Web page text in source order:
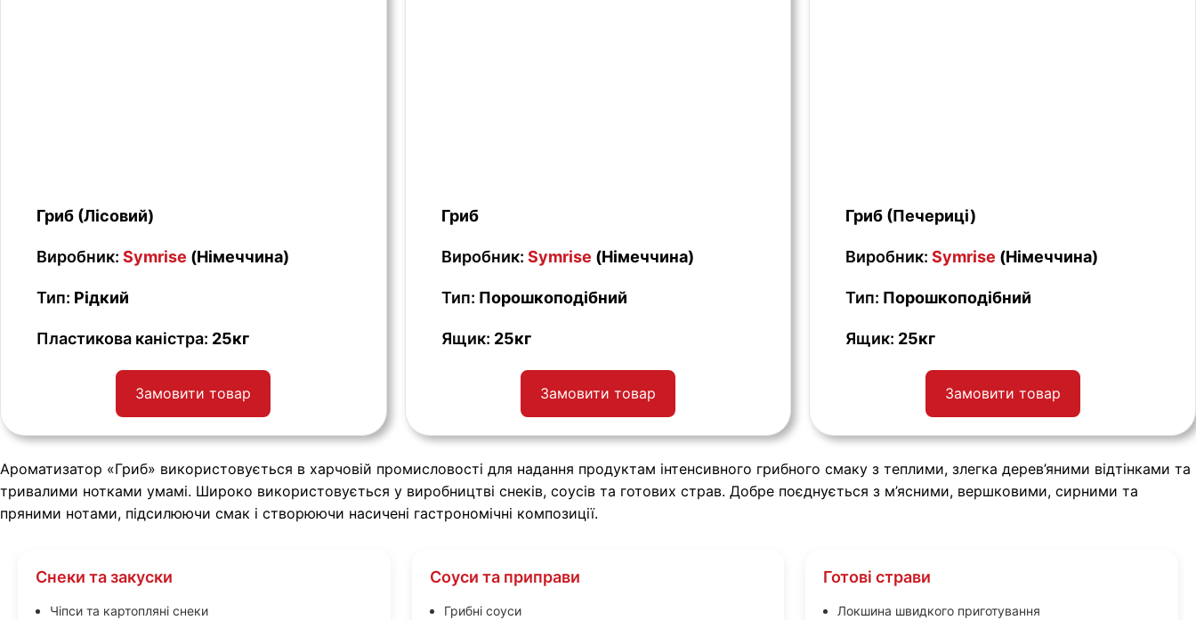
Гриб (Лісовий)
Виробник: Symrise (Німеччина)
Тип: Рідкий
Пластикова каністра: 25кг
Замовити товар
Гриб
Виробник: Symrise (Німеччина)
Тип: Порошкоподібний
Ящик: 25кг
Замовити товар
Гриб (Печериці)
Виробник:Symrise (Німеччина)
Тип: Порошкоподібний
Ящик: 25кг
Замовити товар
Ароматизатор «Гриб» використовується в харчовій промисловості для надання продуктам інтенсивного грибного смаку з теплими, злегка дерев’яними відтінками та
тривалими нотками умамі. Широко використовується у виробництві снеків, соусів та готових страв. Добре поєднується з м’ясними, вершковими, сирними та
пряними нотами, підсилюючи смак і створюючи насичені гастрономічні композиції.
Снеки та закуски
Чіпси та картопляні снеки
Соуси та приправи
Грибні соуси
Готові страви
Локшина швидкого приготування